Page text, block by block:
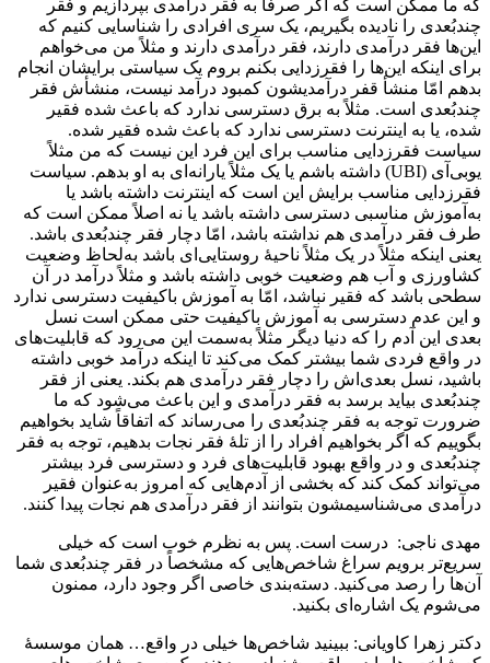
که ما ممکن است که اگر صرفا به فقر درآمدی بپردازیم و فقر
چندبُعدی را نادیده بگیریم، یک سری افرادی را شناسایی کنیم که
این‌ها فقر درآمدی دارند، فقر درآمدی دارند و مثلاً من می‌خواهم
برای اینکه این‌ها را فقرزدایی بکنم بروم یک سیاستی برایشان انجام
بدهم امّا منشأ قفر درآمدیشون کمبود درآمد نیست، منشأش فقر
چندبُعدی است. مثلاً به ‌برق دسترسی ندارد که باعث شده فقیر
شده، یا به اینترنت دسترسی ندارد که باعث شده فقیر شده.
سیاست فقرزدایی مناسب برای این فرد این نیست که من مثلاً
یوبی‌آی (UBI) داشته باشم یا یک مثلاً یارانه‌ای به‌ او بدهم. سیاست
فقرزدایی مناسب برایش این است که اینترنت داشته باشد یا
به‌آموزش مناسبی دسترسی داشته باشد یا نه اصلاً ممکن است که
طرف فقر درآمدی هم نداشته باشد، امّا دچار فقر چندبُعدی باشد.
یعنی اینکه مثلاً در یک مثلاً ناحیۀ روستایی‌ای باشد به‌لحاظ وضعیت
کشاورزی و آب هم وضعیت خوبی داشته باشد و مثلاً درآمد در آن
سطحی باشد که فقیر نباشد، امّا به‌ آموزش باکیفیت دسترسی ندارد
و این عدم دسترسی به‌ آموزش باکیفیت حتی ممکن است نسل
بعدی این آدم را که دنیا دیگر مثلاً به‌سمت این می‌رود که قابلیت‌های
در واقع فردی شما بیشتر کمک می‌کند تا اینکه درآمد خوبی داشته
باشید، نسل بعدی‌اش را دچار فقر درآمدی هم بکند. یعنی از فقر
چندبُعدی بیاید برسد به فقر درآمدی و این باعث می‌شود که ما
ضرورت توجه به فقر چندبُعدی را می‌رساند که اتفاقاً شاید بخواهیم
بگوییم که اگر بخواهیم افراد را از تلۀ فقر نجات بدهیم، توجه به فقر
چندبُعدی و در واقع بهبود قابلیت‌های فرد و دسترسی فرد بیشتر
می‌تواند کمک کند که بخشی از آدم‌هایی که امروز به‌عنوان فقیر
درآمدی می‌شناسیمشون بتوانند از فقر درآمدی هم نجات پیدا کنند.
مهدی ناجی: درست است. پس به نظرم خوب است که خیلی
سریع‌تر برویم سراغ شاخص‌هایی که مشخصاً در فقر چندبُعدی شما
آن‌ها را رصد می‌کنید. دسته‌بندی خاصی اگر وجود دارد، ممنون
می‌شوم یک اشاره‌ای بکنید.
دکتر زهرا کاویانی: ببینید شاخص‌ها خیلی در واقع… همان موسسۀ